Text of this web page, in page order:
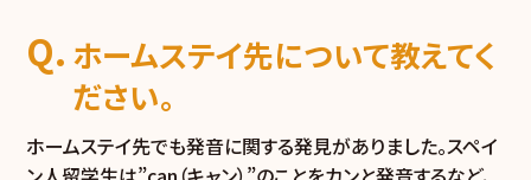
ホームステイ先について教えてく
ださい。
ホームステイ先でも発音に関する発見がありました。スペイ